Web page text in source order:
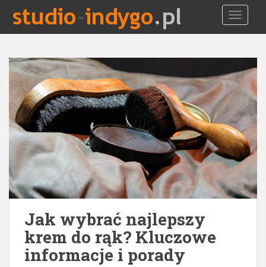
i
Jak wybrać najlepszy
krem do rąk? Kluczowe
informacje i porady